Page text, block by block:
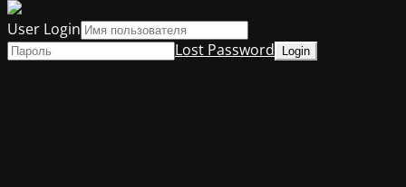
User Login
Lost Password